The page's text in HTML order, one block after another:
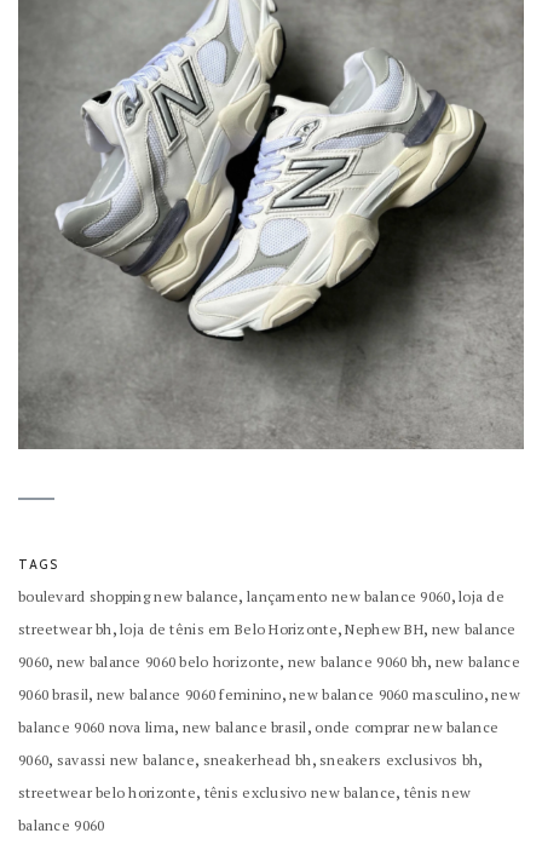
TAGS
boulevard shopping new balance, lançamento new balance 9060,loja de
streetwear bh ,loja de tênis em Belo Horizonte,Nephew BH, new balance
9060, new balance 9060 belo horizonte, new balance 9060 bh, new balance
9060 brasil, new balance 9060 feminino,new balance 9060 masculino,new
balance 9060 nova lima, new balance brasil , onde comprar new balance
9060, savassi new balance, sneakerhead bh , sneakers exclusivos bh,
streetwear belo horizonte, tênis exclusivo new balance, tênis new
balance 9060